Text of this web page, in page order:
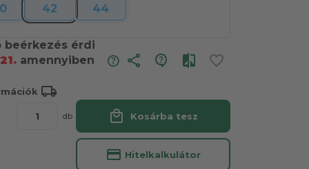
42 44
beérkezés érdi
amennyiben share
local_shipping
db local_mall Kosárba tesz
credit_card Hitelkalkulátor